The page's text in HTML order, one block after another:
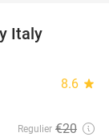
Italy
8.6 star
Regulier €20